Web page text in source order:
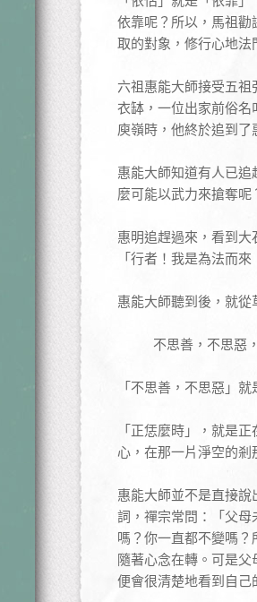
依靠呢？所以，馬祖
取的對象，修行心地
六祖惠能大師接受五
衣缽，一位出家前俗
庾嶺時，他終於追到了
惠能大師知道有人已
麼可能以武力來搶奪
惠明追趕過來，看到
「行者！我是為法而
惠能大師聽到後，就
不思善，不思惡
「不思善，不思惡」
「正恁麼時」，就是
心，在那一片淨空的
惠能大師並不是直接
詞，禪宗常問：「父
嗎？你一直都不變嗎
隨著心念在轉。可是
便會很清楚地看到自己